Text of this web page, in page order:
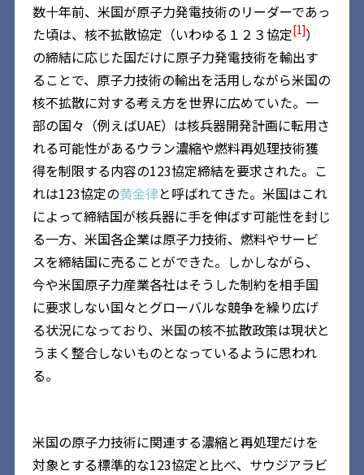
数十年前、米国が原子力発電技術のリーダーであっ
た頃は、核不拡散協定（いわゆる１２３協定[1]）
の締結に応じた国だけに原子力発電技術を輸出す
ることで、原子力技術の輸出を活用しながら米国の
核不拡散に対する考え方を世界に広めていた。一
部の国々（例えばUAE）は核兵器開発計画に転用さ
れる可能性があるウラン濃縮や燃料再処理技術獲
得を制限する内容の123協定締結を要求された。こ
れは123協定の黄金律と呼ばれてきた。米国はこれ
によって締結国が核兵器に手を伸ばす可能性を封じ
る一方、米国各企業は原子力技術、燃料やサービ
スを締結国に売ることができた。しかしながら、
今や米国原子力産業各社はそうした制約を相手国
に要求しない国々とグローバルな競争を繰り広げ
る状況になっており、米国の核不拡散政策は現状と
うまく整合しないものとなっているように思われ
る。
米国の原子力技術に関連する濃縮と再処理だけを
対象とする標準的な123協定と比べ、サウジアラビ